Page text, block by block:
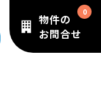
物件の
お問合せ